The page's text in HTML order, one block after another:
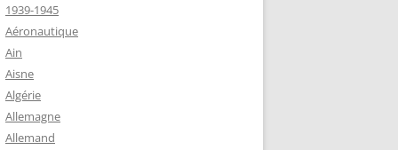
DU CLION-
1944)
1939-1945
Aéronautique
Ain
Aisne
Algérie
Allemagne
Allemand